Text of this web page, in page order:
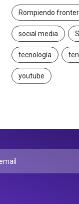
Rompiendo
social media
tecnología
youtube